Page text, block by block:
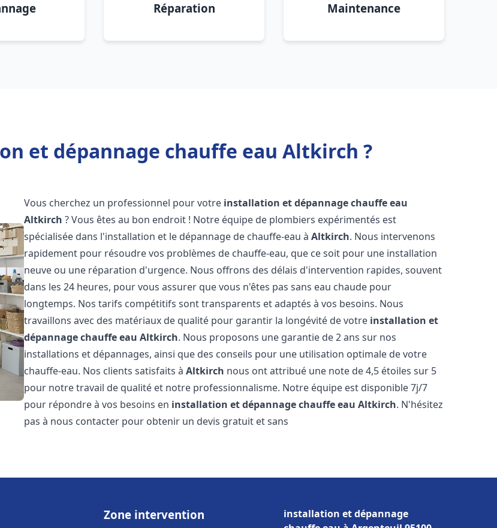
Réparation Maintenance
et dépannage chauffe eau Altkirch ?
Vous cherchez un professionnel pour votre installation et dépannage chauffe eau
Altkirch ? Vous êtes au bon endroit ! Notre équipe de plombiers expérimentés est
spécialisée dans l'installation et le dépannage de chauffe-eau àAltkirch. Nous intervenons
rapidement pour résoudre vos problèmes de chauffe-eau, que ce soit pour une installation
neuve ou une réparation d'urgence. Nous offrons des délais d'intervention rapides, souvent
dans les 24 heures, pour vous assurer que vous n'êtes pas sans eau chaude pour
longtemps. Nos tarifs compétitifs sont transparents et adaptés à vos besoins. Nous
travaillons avec des matériaux de qualité pour garantir la longévité de votre installation et
dépannage chauffe eau Altkirch. Nous proposons une garantie de 2 ans sur nos
installations et dépannages, ainsi que des conseils pour une utilisation optimale de votre
chauffe-eau. Nos clients satisfaits àAltkirch nous ont attribué une note de 4,5 étoiles sur 5
pour notre travail de qualité et notre professionnalisme. Notre équipe est disponible 7j/7
pour répondre à vos besoins en installation et dépannage chauffe eau Altkirch. N'hésitez
pas à nous contacter pour obtenir un devis gratuit et sans
Zone intervention
installation et dépannage